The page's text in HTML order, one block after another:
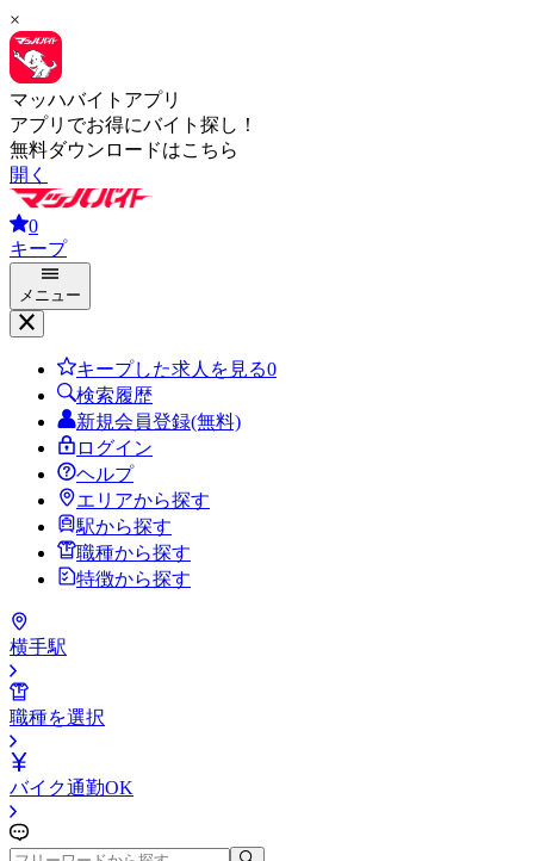
×
マッハバイトアプリ
アプリでお得にバイト探し！
無料ダウンロードはこちら
開く
0
キープ
メニュー
キープした求人を見る0
検索履歴
新規会員登録(無料)
ログイン
ヘルプ
エリアから探す
駅から探す
職種から探す
特徴から探す
横手駅
職種を選択
バイク通勤OK